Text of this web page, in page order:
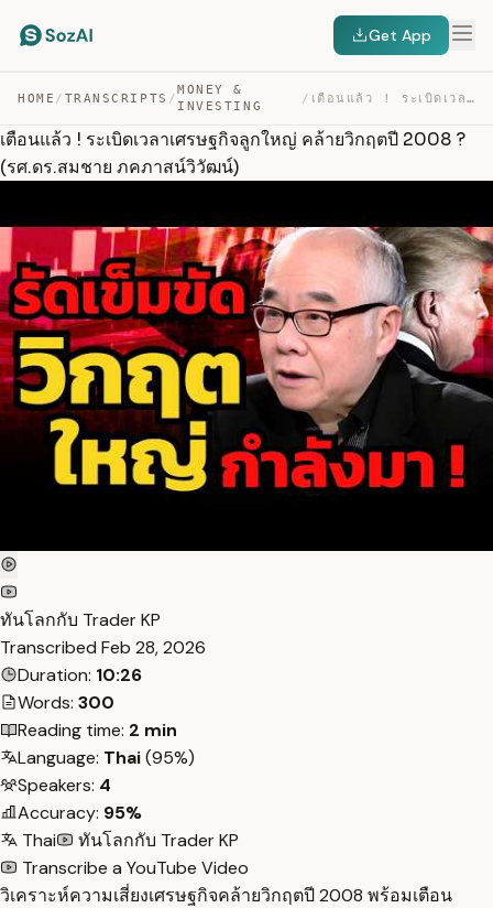
Get App
HOME / TRANSCRIPTS /
MONEY &
INVESTING
/ เตือนแล้ว ! ระเบิดเวลาเศรษฐกิจลูกใหญ่ คล้ายวิกฤตปี 2008… — TRANSCRIPT
เตือนแล้ว ! ระเบิดเวลาเศรษฐกิจลูกใหญ่ คล้ายวิกฤตปี 2008 ?
(รศ.ดร.สมชาย ภคภาสน์วิวัฒน์)
ทันโลกกับ Trader KP
Transcribed Feb 28, 2026
Duration: 10:26
Words: 300
Reading time: 2 min
Language: Thai(95%)
Speakers: 4
Accuracy: 95%
Thai
ทันโลกกับ Trader KP
Transcribe a YouTube Video
วิเคราะห์ความเสี่ยงเศรษฐกิจคล้ายวิกฤตปี 2008 พร้อมเตือน